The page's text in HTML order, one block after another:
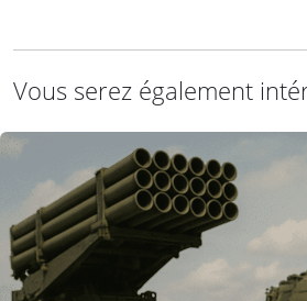
Vous serez également